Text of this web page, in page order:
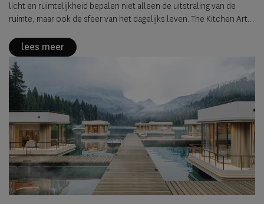
licht en ruimtelijkheid bepalen niet alleen de uitstraling van de
ruimte, maar ook de sfeer van het dagelijks leven. The Kitchen Art
architectonische hart van de woning vormt.
lees meer